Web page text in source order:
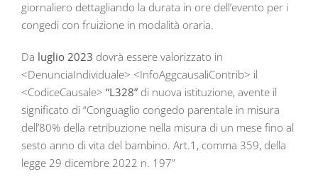
giornaliero dettagliando la durata in ore dell’evento per i
congedi con fruizione in modalità oraria.
Da luglio 2023 dovrà essere valorizzato in
<DenunciaIndividuale> <InfoAggcausaliContrib> il
<CodiceCausale> “L328”di nuova istituzione, avente il
significato di “Conguaglio congedo parentale in misura
dell’80% della retribuzione nella misura di un mese fino al
sesto anno di vita del bambino. Art.1, comma 359, della
legge 29 dicembre 2022 n. 197”